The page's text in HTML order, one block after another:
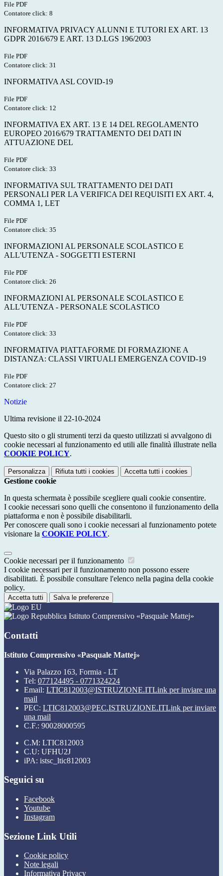
File PDF
Contatore click: 8
INFORMATIVA PRIVACY ALUNNI E TUTORI EX ART. 13
GDPR 2016/679 E ART. 13 D.LGS 196/2003
File PDF
Contatore click: 31
INFORMATIVA ASL COVID-19
File PDF
Contatore click: 12
INFORMATIVA EX ART. 13 E 14 DEL REGOLAMENTO
EUROPEO 2016/679 TRATTAMENTO DEI DATI IN
ATTUAZIONE DEL
File PDF
Contatore click: 33
INFORMATIVA SUL TRATTAMENTO DEI DATI
PERSONALI PER LA VERIFICA DEI REQUISITI EX ART. 4,
COMMA 1, LET
File PDF
Contatore click: 35
INFORMAZIONI AL PERSONALE SCOLASTICO E
ALL'UTENZA - SOGGETTI ESTERNI
File PDF
Contatore click: 26
INFORMAZIONI AL PERSONALE SCOLASTICO E
ALL'UTENZA - PERSONALE SCOLASTICO
File PDF
Contatore click: 33
INFORMATIVA PIATTAFORME DI FORMAZIONE A
DISTANZA: CLASSI VIRTUALI EMERGENZA COVID-19
File PDF
Contatore click: 27
Notizie
Ultima revisione il 22-10-2024
Questo sito o gli strumenti terzi da questo utilizzati si avvalgono di
cookie necessari al funzionamento ed utili alle finalità illustrate nella
COOKIE POLICY.
Personalizza Rifiuta tutti i cookies Accetta tutti i cookies
Gestione cookie
In questa schermata è possibile scegliere quali cookie consentire.
I cookie necessari sono quelli che consentono il funzionamento della
piattaforma e non è possibile disabilitarli.
Per conoscere quali sono i cookie necessari al funzionamento potete
visionare la COOKIE POLICY.
Cookie necessari per il funzionamento
I cookie necessari per il funzionamento non possono essere
disabilitati. È possibile consultare l'elenco nella pagina della cookie
policy.
Accetta tutti Salva le preferenze
Istituto Comprensivo «Pasquale Mattej»
Contatti
Istituto Comprensivo «Pasquale Mattej»
Via Palazzo 163, Formia - LT
Tel: 077124495 - 0771324224
Email: LTIC812003@ISTRUZIONE.ITLink per inviare una
mail
PEC: LTIC812003@PEC.ISTRUZIONE.ITLink per inviare
una mail
C.F.: 90028000595
C.M: LTIC812003
C.U: UFHU2J
iPA: istsc_ltic812003
Seguici su
Facebook
Youtube
Instagram
Sezione Link Utili
Cookie policy
Note legali
Informativa Privacy